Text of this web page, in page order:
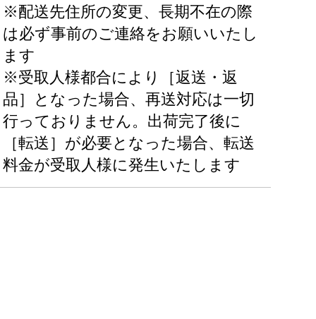
※配送先住所の変更、長期不在の際
は必ず事前のご連絡をお願いいたし
ます
※受取人様都合により［返送・返
品］となった場合、再送対応は一切
行っておりません。出荷完了後に
［転送］が必要となった場合、転送
料金が受取人様に発生いたします